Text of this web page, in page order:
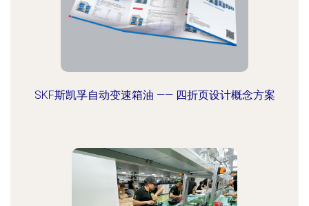
SKF斯凯孚自动变速箱油 —— 四折页设计概念方案